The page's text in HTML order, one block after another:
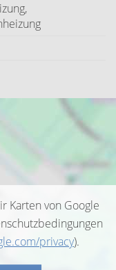
Karten von Google
privacy).